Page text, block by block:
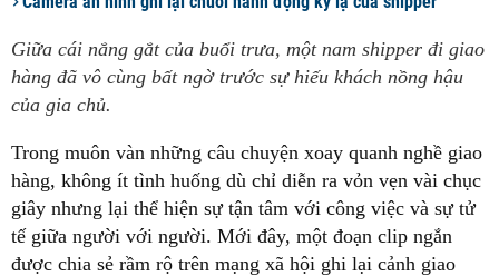
Giữa cái nắng gắt của buổi trưa, một nam shipper đi giao
hàng đã vô cùng bất ngờ trước sự hiếu khách nồng hậu
của gia chủ.
Trong muôn vàn những câu chuyện xoay quanh nghề giao
hàng, không ít tình huống dù chỉ diễn ra vỏn vẹn vài chục
giây nhưng lại thể hiện sự tận tâm với công việc và sự tử
tế giữa người với người. Mới đây, một đoạn clip ngắn
được chia sẻ rầm rộ trên mạng xã hội ghi lại cảnh giao